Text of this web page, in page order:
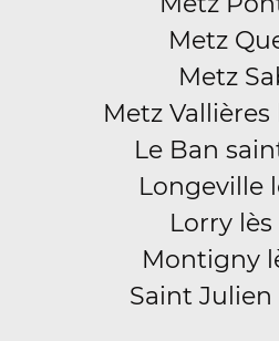
Metz
Metz
Metz
Le Ban
Longeville
Lorry
Montigny
Saint Julien